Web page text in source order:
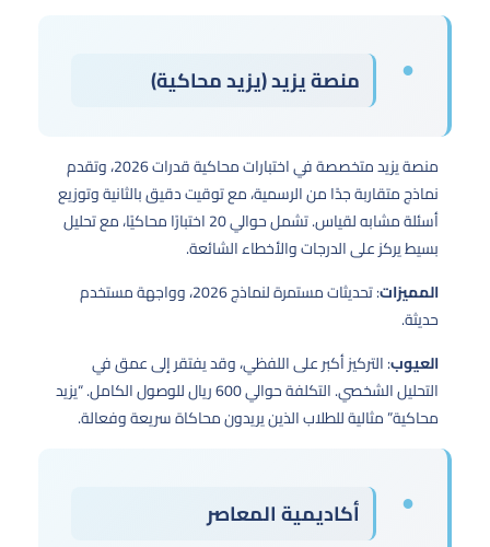
منصة يزيد (يزيد محاكية)
منصة يزيد متخصصة في اختبارات محاكية قدرات 2026، وتقدم
نماذج متقاربة جدًا من الرسمية، مع توقيت دقيق بالثانية وتوزيع
أسئلة مشابه لقياس. تشمل حوالي 20 اختبارًا محاكيًا، مع تحليل
بسيط يركز على الدرجات والأخطاء الشائعة.
المميزات
: تحديثات مستمرة لنماذج 2026، وواجهة مستخدم
حديثة.
العيوب: التركيز أكبر على اللفظي، وقد يفتقر إلى عمق في
التحليل الشخصي. التكلفة حوالي 600 ريال للوصول الكامل. “يزيد
محاكية” مثالية للطلاب الذين يريدون محاكاة سريعة وفعالة.
أكاديمية المعاصر